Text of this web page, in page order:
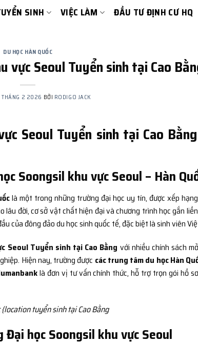
SINH VIỆC LÀM ĐẦU TƯ ĐỊNH CƯ HQ
DU HỌC HÀN QUỐC
vực Seoul Tuyển sinh tại Cao
THÁNG 2 2026 BỞI RODIGO JACK
Seoul Tuyển sinh tại Cao
Soongsil khu vực Seoul – Hàn
là một trong những trường đại học uy tín, được xếp hạng
lâu đời, cơ sở vật chất hiện đại và chương trình học gắn
của đông đảo du học sinh quốc tế, đặc biệt là sinh viên
Seoul Tuyển sinh tại Cao Bằng với nhiều chính sách
Hiện nay, trường được các trung tâm du học Hàn
là đơn vị tư vấn chính thức, hỗ trợ trọn gói hồ
tuyển sinh tại Cao Bằng
học Soongsil khu vực Seoul